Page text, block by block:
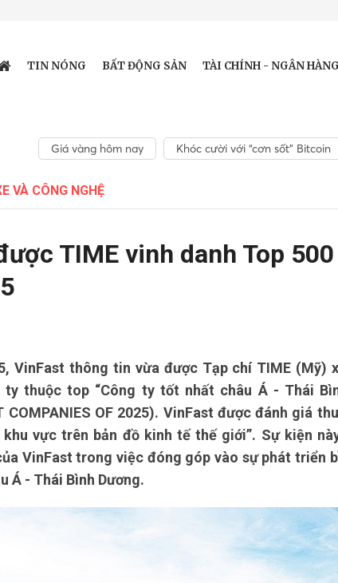
TIN NÓNG BẤT ĐỘNG SẢN TÀI CHÍNH - NGÂN HÀNG
Giá vàng hôm nay Khóc cười với “cơn sốt” Bitcoin
VÀ CÔNG NGHỆ
TIME vinh danh Top
VinFast thông tin vừa được Tạp chí TIME (Mỹ)
thuộc top “Công ty tốt nhất châu Á - Thái
COMPANIES OF 2025). VinFast được đánh giá
khu vực trên bản đồ kinh tế thế giới”. Sự kiện
VinFast trong việc đóng góp vào sự phát triển
Á - Thái Bình Dương.